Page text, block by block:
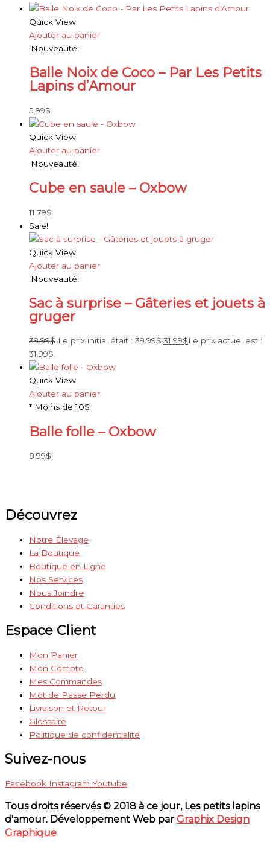
Quick View
Ajouter au panier
!Nouveauté!
Balle Noix de Coco – Par Les Petits
Lapins d’Amour
5.99$
Quick View
Ajouter au panier
!Nouveauté!
Cube en saule – Oxbow
11.79$
Sale!
Quick View
Ajouter au panier
!Nouveauté!
Sac à surprise – Gâteries et jouets à
gruger
39.99$ Le prix initial était : 39.99$.31.99$Le prix actuel est :
31.99$.
Quick View
Ajouter au panier
* Moins de 10$
Balle folle – Oxbow
8.99$
Découvrez
Notre Élevage
La Boutique
Boutique en Ligne
Nos Services
Nous Joindre
Conditions et Garanties
Espace Client
Mon Panier
Mon Compte
Mes Commandes
Mot de Passe Perdu
Livraison et Retour
Glossaire
Politique de confidentialité
Suivez-nous
Facebook Instagram Youtube
Tous droits réservés © 2018 à ce jour, Les petits lapins
d'amour. Développement Web par Graphix Design
Graphique